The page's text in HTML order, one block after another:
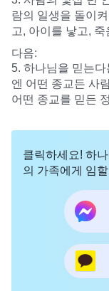
람의 일생을 돌이
고, 아이를 낳고,
위, 명예와 이익을
과 목표도 없고, 삶
세대를 거듭하며
다. 사람의 삶은 왜
게 해야 인생의 허
다음:
5. 하나님을 믿는다
엔 어떤 종교든 사
어떤 종교를 믿든
클릭하세요! 하
의 가족에게 임